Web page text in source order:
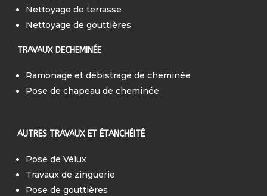
Nettoyage de terrasse
Nettoyage de gouttières
TRAVAUX DECHEMINÉE
Ramonage et débistrage de cheminée
Pose de chapeau de cheminée
AUTRES TRAVAUX ET ÉTANCHÉITÉ
Pose de Vélux
Travaux de zinguerie
Pose de gouttières